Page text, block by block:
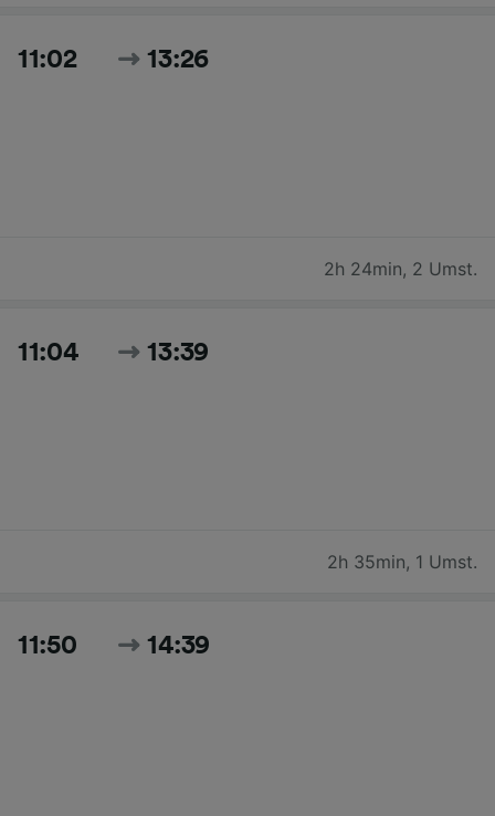
11:02 13:26
2h 24min, 2 Umst.
11:04 13:39
2h 35min, 1 Umst.
11:50 14:39